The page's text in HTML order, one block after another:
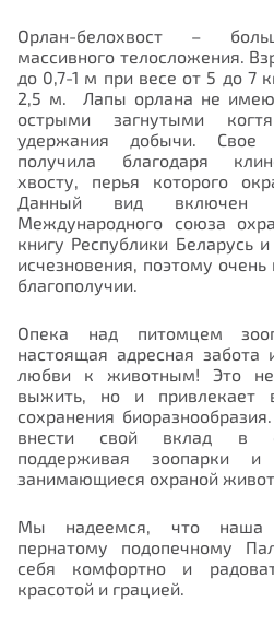
Орлан-белохвост –
массивного телосложения.
до 0,7-1 м при весе от 5 до 7
2,5 м. Лапы орлана не
острыми загнутыми
удержания добычи. Свое
получила благодаря
хвосту, перья которого
Данный вид включен
Международного союза
книгу Республики Беларусь и
исчезновения, поэтому
благополучии.
Опека над питомцем
настоящая адресная забота
любви к животным! Это
выжить, но и привлекает
сохранения
внести свой вклад в
поддерживая зоопарки и
занимающиеся охраной
Мы надеемся, что наша
пернатому подопечному
себя комфортно и
красотой и грацией.